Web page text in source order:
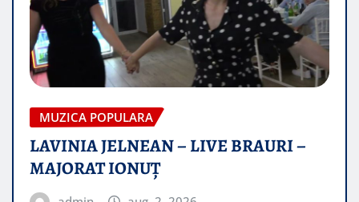
MUZICA POPULARA
LAVINIA JELNEAN – LIVE BRAURI –
MAJORAT IONUŢ